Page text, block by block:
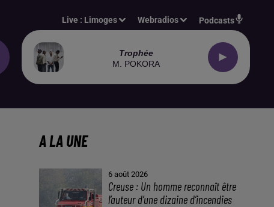
Live : Limoges Webradios Podcasts
Trophée
M. POKORA
A LA UNE
6 août 2026
Creuse : Un homme reconnaît être
l’auteur d’une dizaine d’incendies